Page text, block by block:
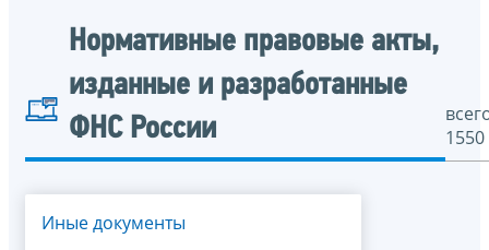
Нормативные правовые акты,
изданные и разработанные
ФНС России
1550
Иные документы